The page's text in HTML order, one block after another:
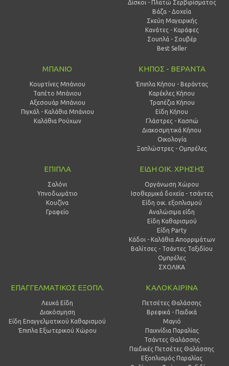
Δίσκοι - Πλατώ Σερβιρίσματος
Βάζα - Δοχεία
Σκεύη Μαγειρικής
Κανάτες - Καράφες
Σουπλά - Σουβέρ
Best Seller
ΜΠΑΝΙΟ
Κουρτίνες Μπάνιου
Ταπέτο Μπάνιου
Αξεσουάρ Μπάνιου
Πιγκάλ - Καλάθια Μπάνιου
Καλάθια Ρούχων
ΚΗΠΟΣ - ΒΕΡΑΝΤΑ
Έπιπλα Κήπου - Βεράντας
Καρέκλες Κήπου
Τραπέζια Κήπου
Είδη Κήπου
Γλάστρες - Κασπώ
Διακοσμητικά Κήπου
Οικολογία
Ξαπλώστρες - Ομπρέλες
ΕΠΙΠΛΑ
Σαλόνι
Υπνοδωμάτιο
Κουζίνα
Γραφείο
ΕΙΔΗ ΟΙΚ. ΧΡΗΣΗΣ
Οργάνωση Χώρου
Ισοθερμικά δοχεία - τσάντες
Είδη οικ. εξοπλισμού
Αναλώσιμα είδη
Είδη Καθαρισμού
Είδη Party
Κάδοι - Καλάθια Απορριμάτων
Βαλίτσες - Τσάντες Ταξιδίου
Ομπρέλες
ΣΧΟΛΙΚΑ
ΕΠΑΓΓΕΛΜΑΤΙΚΟΣ ΕΞΟΠΛ.
Λευκά Είδη
Διακόσμηση
Είδη Επαγγελματικού Καθαρισμού
Έπιπλα Εξωτερικού Χώρου
ΚΑΛΟΚΑΙΡΙΝΑ
Πετσέτες Θαλάσσης
Βρεφικά - Παιδικά
Μαγιό
Παιχνίδια Παραλίας
Τσάντες Θαλάσσης
Παιδικές Πετσέτες Θαλάσσης
Εξοπλισμός Παραλίας